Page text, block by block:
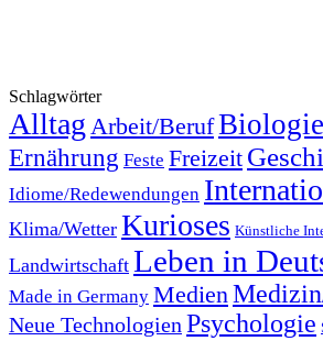
Schlagwörter
Alltag Arbeit/BerufBiologie
Ernährung Feste Freizeit
Idiome/Redewendungen
Klima/Wetter Kurioses Künstliche
Landwirtschaft Leben in
Made in Germany Medien
Neue Technologien Psychologie